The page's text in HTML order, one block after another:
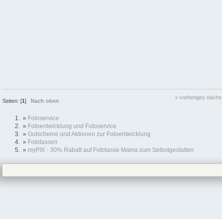
Seiten: [1]Nach oben
« vorheriges
» Fotoservice
» Fotoentwicklung und Fotoservice
» Gutscheine und Aktionen zur Fotoentwicklung
» Fototassen
» myPIX - 30% Rabatt auf Fototasse Mama zum Selbstgestalten